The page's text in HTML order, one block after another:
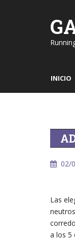
INICIO
02/
Las
a los 5